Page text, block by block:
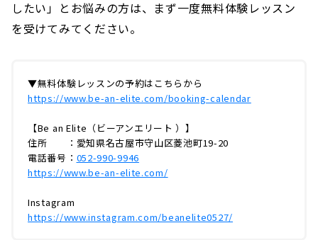
したい」とお悩みの方は、まず一度無料体験レッスン
を受けてみてください。
▼無料体験レッスンの予約はこちらから
https://www.be-an-elite.com/booking-calendar
【Be an Elite（ビーアンエリート ）】
住所 ：愛知県名古屋市守山区菱池町19-20
電話番号： 052-990-9946
https://www.be-an-elite.com/
Instagram
https://www.instagram.com/beanelite0527/